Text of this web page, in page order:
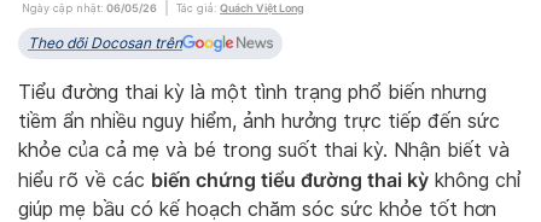
Ngày cập nhật: 06/05/26 Tác giả: Quách Việt Long
Theo dõi Docosan trên
Tiểu đường thai kỳ là một tình trạng phổ biến nhưng
tiềm ẩn nhiều nguy hiểm, ảnh hưởng trực tiếp đến sức
khỏe của cả mẹ và bé trong suốt thai kỳ. Nhận biết và
hiểu rõ về các biến chứng tiểu đường thai kỳ không chỉ
giúp mẹ bầu có kế hoạch chăm sóc sức khỏe tốt hơn